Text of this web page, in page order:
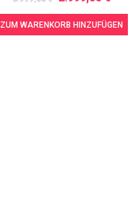
ZUM WARENKORB HINZUFÜGEN